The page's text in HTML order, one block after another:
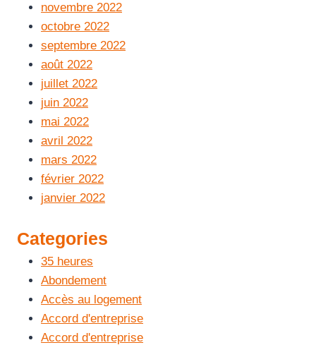
novembre 2022
octobre 2022
septembre 2022
août 2022
juillet 2022
juin 2022
mai 2022
avril 2022
mars 2022
février 2022
janvier 2022
Categories
35 heures
Abondement
Accès au logement
Accord d'entreprise
Accord d'entreprise